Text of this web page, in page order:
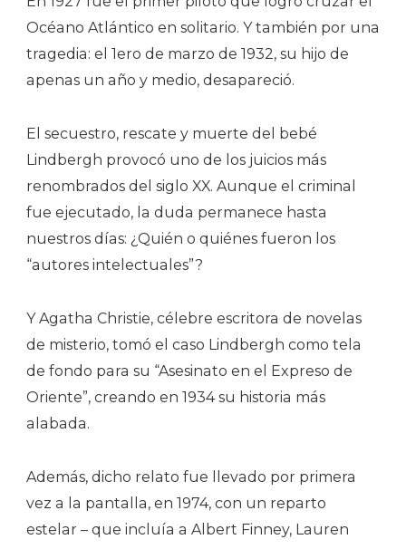
Océano Atlántico en solitario. Y también por una
tragedia: el 1ero de marzo de 1932, su hijo de
apenas un año y medio, desapareció.
El secuestro, rescate y muerte del bebé
Lindbergh provocó uno de los juicios más
renombrados del siglo XX. Aunque el criminal
fue ejecutado, la duda permanece hasta
nuestros días: ¿Quién o quiénes fueron los
“autores intelectuales”?
Y Agatha Christie, célebre escritora de novelas
de misterio, tomó el caso Lindbergh como tela
de fondo para su “Asesinato en el Expreso de
Oriente”, creando en 1934 su historia más
alabada.
Además, dicho relato fue llevado por primera
vez a la pantalla, en 1974, con un reparto
estelar – que incluía a Albert Finney, Lauren